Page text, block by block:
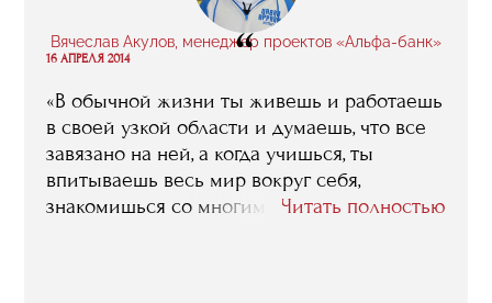
Вячеслав Акулов, менеджер проектов «Альфа-банк»
“
16 АПРЕЛЯ 2014
«В обычной жизни ты живешь и работаешь
в своей узкой области и думаешь, что все
завязано на ней, а когда учишься, ты
впитываешь весь мир вокруг себя,
знакомишься со многими людьми, у
Читать полностью